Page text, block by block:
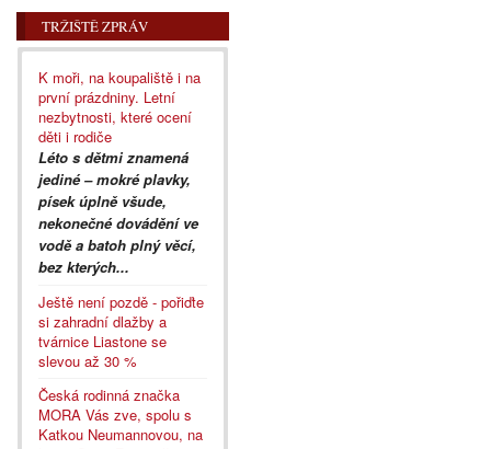
TRŽIŠTĚ ZPRÁV
K moři, na koupaliště i na
první prázdniny. Letní
nezbytnosti, které ocení
děti i rodiče
Léto s dětmi znamená
jediné – mokré plavky,
písek úplně všude,
nekonečné dovádění ve
vodě a batoh plný věcí,
bez kterých...
Ještě není pozdě - pořiďte
si zahradní dlažby a
tvárnice Liastone se
slevou až 30 %
Česká rodinná značka
MORA Vás zve, spolu s
Katkou Neumannovou, na